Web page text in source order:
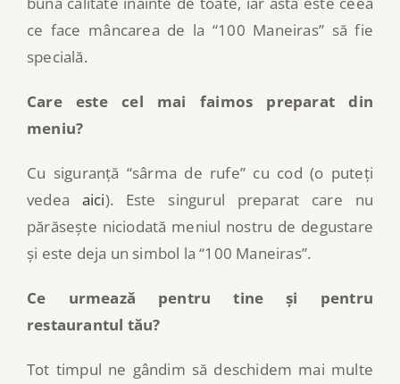
ce face mâncarea de la “100 Maneiras” să fie
specială.
Care este cel mai faimos preparat din
meniu?
Cu siguranță “sârma de rufe” cu cod (o puteți
vedea aici). Este singurul preparat care nu
părăsește niciodată meniul nostru de degustare
și este deja un simbol la “100 Maneiras”.
Ce urmează pentru tine și pentru
restaurantul tău?
Tot timpul ne gândim să deschidem mai multe